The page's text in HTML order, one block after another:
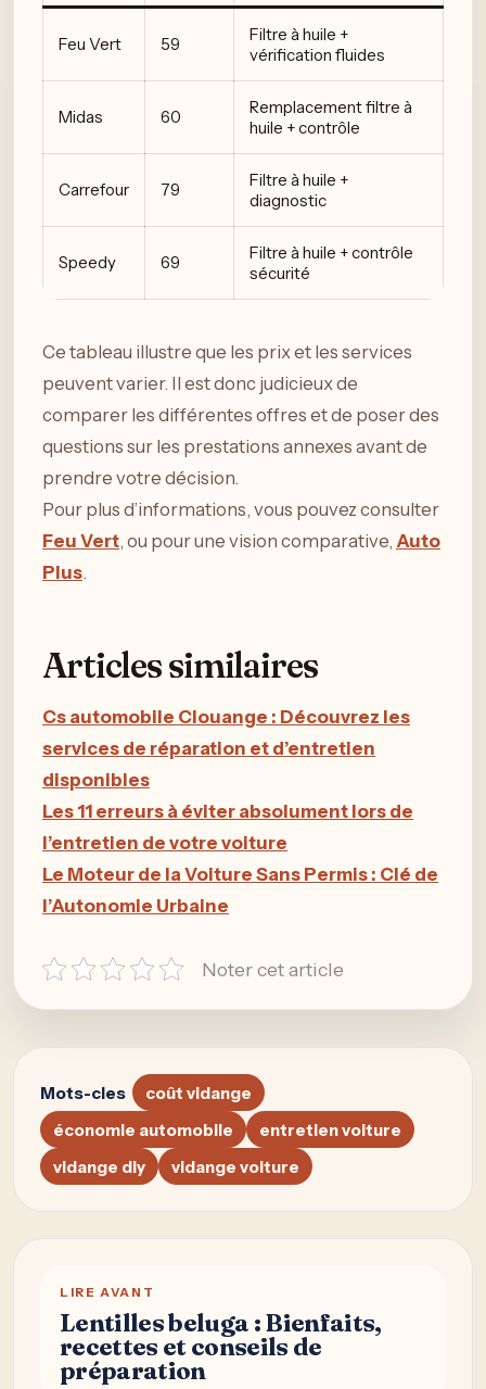
Feu Vert 59
Filtre à huile +
vérification fluides
Midas 60
Remplacement filtre à
huile + contrôle
Carrefour 79
Filtre à huile +
diagnostic
Speedy 69
Filtre à huile + contrôle
sécurité
Ce tableau illustre que les prix et les services
peuvent varier. Il est donc judicieux de
comparer les différentes offres et de poser des
questions sur les prestations annexes avant de
prendre votre décision.
Pour plus d’informations, vous pouvez consulter
Feu Vert, ou pour une vision comparative, Auto
Plus.
Articles similaires
Cs automobile Clouange : Découvrez les
services de réparation et d’entretien
disponibles
Les 11 erreurs à éviter absolument lors de
l’entretien de votre voiture
Le Moteur de la Voiture Sans Permis : Clé de
l’Autonomie Urbaine
Noter cet article
Mots-cles
coût vidange
économie automobile
entretien voiture
vidange diy
vidange voiture
LIRE AVANT
Lentilles beluga : Bienfaits,
recettes et conseils de
préparation